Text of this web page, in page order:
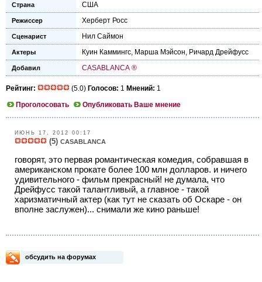
Страна США
Режиссер Херберт Росс
Сценарист Нил Саймон
Актеры Куин Каммингс, Марша Мэйсон, Ричард Дрейфусс
Добавил CASABLANCA ®
Рейтинг: (5.0) Голосов: 1 Мнений: 1
Проголосовать
Опубликовать Ваше мнение
ИЮНЬ 17, 2012 00:17
(5) CASABLANCA
говорят, это первая романтическая комедия, собравшая в
американском прокате более 100 млн долларов. и ничего
удивительного - фильм прекрасный! не думала, что
Дрейфусс такой талантливый, а главное - такой
харизматичный актер (как тут не сказать об Оскаре - он
вполне заслужен)... снимали же кино раньше!
обсудить на форумах